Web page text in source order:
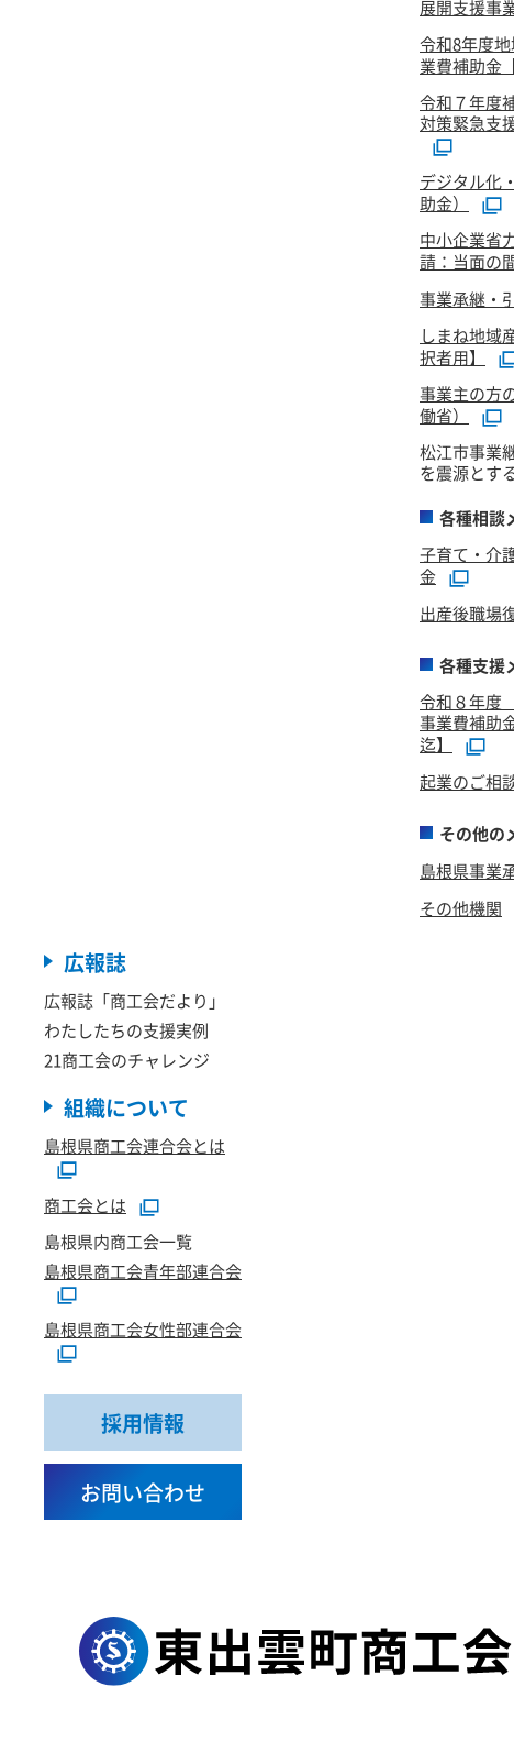
展開支援事
令和8年度
業費補助金
令和７年度
対策緊急支
デジタル化
助金）
中小企業省
請：当面の
事業承継・
しまね地域
択者用】
事業主の方
働省）
松江市事業
を震源とす
各種相談
子育て・介
金
出産後職場
各種支援
令和８年度
事業費補助
迄】
起業のご相
その他の
島根県事業
その他機関
広報誌
広報誌「商工会だより」
わたしたちの支援実例
21商工会のチャレンジ
組織について
島根県商工会連合会とは
商工会とは
島根県内商工会一覧
島根県商工会青年部連合会
島根県商工会女性部連合会
採用情報
お問い合わせ